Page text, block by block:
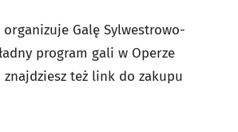
Galę Sylwestrowo-
program gali w Operze
znajdziesz też link do zakupu